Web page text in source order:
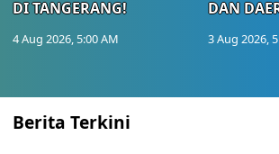
DI TANGERANG!
4 Aug 2026, 5:00 AM
DAN
3 Aug 2026,
Berita Terkini